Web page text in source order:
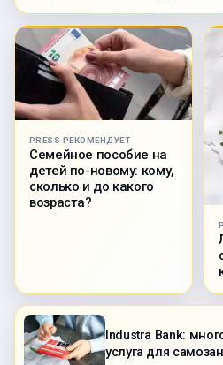
PRESS РЕКОМЕНДУЕТ
Семейное пособие на
детей по-новому: кому,
сколько и до какого
возраста?
Industra Bank:
услуга для